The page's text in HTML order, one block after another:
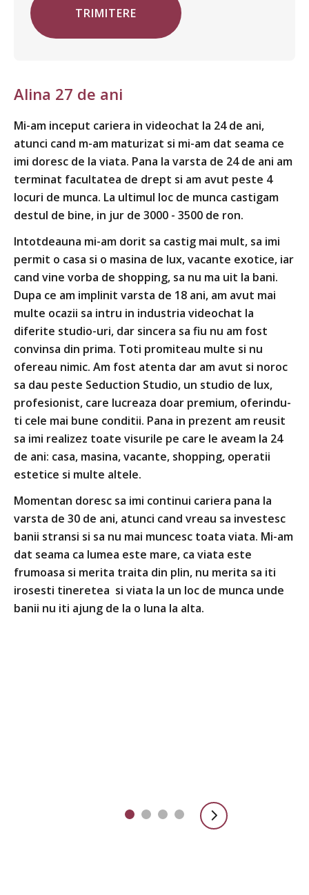
TRIMITERE
Alina 27 de ani
Mi-am inceput cariera in videochat la 24 de ani,
atunci cand m-am maturizat si mi-am dat seama ce
imi doresc de la viata. Pana la varsta de 24 de ani am
terminat facultatea de drept si am avut peste 4
locuri de munca. La ultimul loc de munca castigam
destul de bine, in jur de 3000 - 3500 de ron.
Intotdeauna mi-am dorit sa castig mai mult, sa imi
permit o casa si o masina de lux, vacante exotice, iar
cand vine vorba de shopping, sa nu ma uit la bani.
Dupa ce am implinit varsta de 18 ani, am avut mai
multe ocazii sa intru in industria videochat la
diferite studio-uri, dar sincera sa fiu nu am fost
convinsa din prima. Toti promiteau multe si nu
ofereau nimic. Am fost atenta dar am avut si noroc
sa dau peste Seduction Studio, un studio de lux,
profesionist, care lucreaza doar premium, oferindu-
ti cele mai bune conditii. Pana in prezent am reusit
sa imi realizez toate visurile pe care le aveam la 24
de ani: casa, masina, vacante, shopping, operatii
estetice si multe altele.
Momentan doresc sa imi continui cariera pana la
varsta de 30 de ani, atunci cand vreau sa investesc
banii stransi si sa nu mai muncesc toata viata. Mi-am
dat seama ca lumea este mare, ca viata este
frumoasa si merita traita din plin, nu merita sa iti
irosesti tineretea si viata la un loc de munca unde
banii nu iti ajung de la o luna la alta.